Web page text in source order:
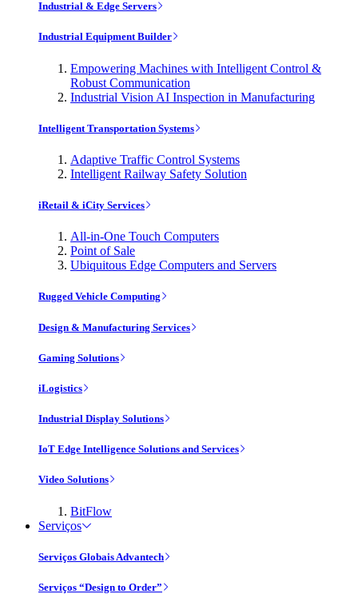
Industrial & Edge Servers
Industrial Equipment Builder
Empowering Machines with Intelligent Control &
Robust Communication
Industrial Vision AI Inspection in Manufacturing
Intelligent Transportation Systems
Adaptive Traffic Control Systems
Intelligent Railway Safety Solution
iRetail & iCity Services
All-in-One Touch Computers
Point of Sale
Ubiquitous Edge Computers and Servers
Rugged Vehicle Computing
Design & Manufacturing Services
Gaming Solutions
iLogistics
Industrial Display Solutions
IoT Edge Intelligence Solutions and Services
Video Solutions
BitFlow
Serviços
Serviços Globais Advantech
Serviços “Design to Order”